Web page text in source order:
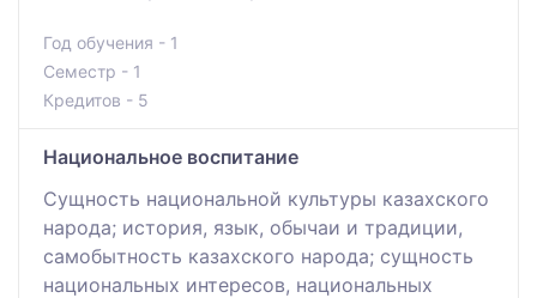
Год обучения - 1
Семестр - 1
Кредитов - 5
Национальное воспитание
Сущность национальной культуры казахского
народа; история, язык, обычаи и традиции,
самобытность казахского народа; сущность
национальных интересов, национальных